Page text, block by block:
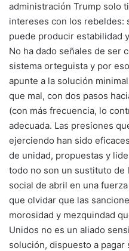
administración Trump solo
intereses con los rebeldes:
puede producir estabilidad
No ha dado señales de ser
sistema orteguista y por
apunte a la solución
que mal, con dos pasos
(con más frecuencia, lo
adecuada. Las presiones
ejerciendo han sido
de unidad, propuestas y
todo no son un sustituto de
social de abril en una
que olvidar que las
morosidad y mezquindad
Unidos no es un aliado
solución, dispuesto a